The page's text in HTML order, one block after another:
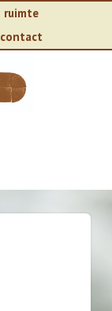
ruimte
contact